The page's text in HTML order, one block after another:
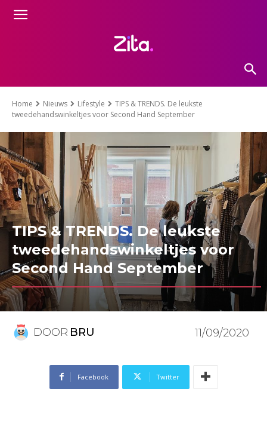
Home Nieuws Lifestyle
TIPS & TRENDS. De leukste
tweedehandswinkeltjes voor Second Hand September
TIPS & TRENDS. De leukste
tweedehandswinkeltjes voor
Second Hand September
DOOR BRU 11/09/2020
Facebook Twitter